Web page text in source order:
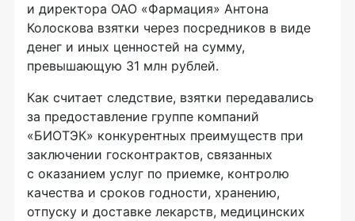
и директора ОАО «Фармация» Антона
Колоскова взятки через посредников в виде
денег и иных ценностей на сумму,
превышающую 31 млн рублей.
Как считает следствие, взятки передавались
за предоставление группе компаний
«БИОТЭК» конкурентных преимуществ при
заключении госконтрактов, связанных
с оказанием услуг по приемке, контролю
качества и сроков годности, хранению,
отпуску и доставке лекарств, медицинских